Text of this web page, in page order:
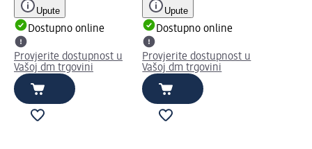
Upute
Dostupno online
Provjerite dostupnost u
Vašoj dm trgovini
Upute
Dostupno online
Provjerite dostupnost u
Vašoj dm trgovini